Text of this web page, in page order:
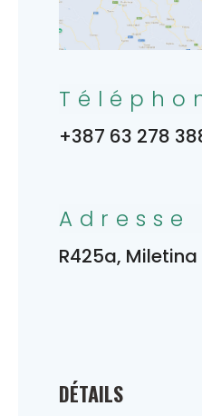
DÉTAILS
+387 63 278
Adresse
R425a, Miletina